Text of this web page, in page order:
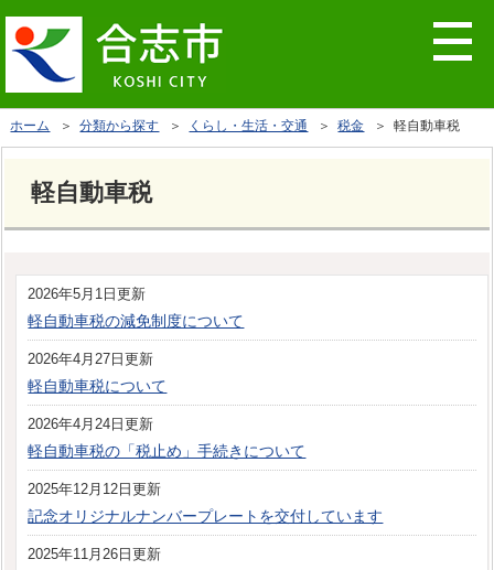
ホーム ＞分類から探す ＞ くらし・生活・交通 ＞税金 ＞ 軽自動車税
軽自動車税
2026年5月1日更新
軽自動車税の減免制度について
2026年4月27日更新
軽自動車税について
2026年4月24日更新
軽自動車税の「税止め」手続きについて
2025年12月12日更新
記念オリジナルナンバープレートを交付しています
2025年11月26日更新